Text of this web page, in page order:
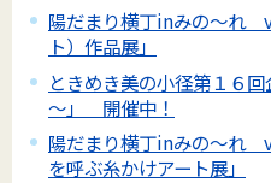
陽だまり横丁inみの～れ
ト）作品展」
ときめき美の小径第１６
～」 開催中！
陽だまり横丁inみの～れ
を呼ぶ糸かけアート展」